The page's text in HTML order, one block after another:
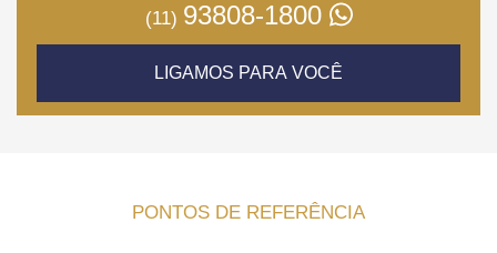
(11) 93808-1800
LIGAMOS PARA VOCÊ
PONTOS DE REFERÊNCIA